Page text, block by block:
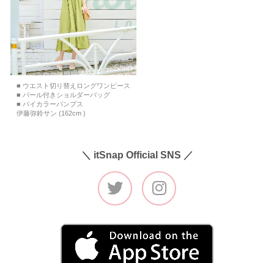
■ ウエスト切り替えロングワンピース
■ パール付きショルダーバッグ
■ バイカラーパンプス
伊藤弥鈴サン (162cm )
＼ itSnap Official SNS ／